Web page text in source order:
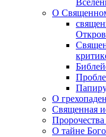
О
О
Священная
О тайне